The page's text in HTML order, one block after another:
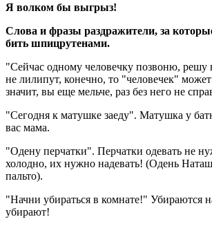
Я волком бы выгрыз!
Слова и фразы раздражители, за
бить шпицрутенами.
"Сейчас одному человечку позвоню, решу
не лилипут, конечно, то "человечек"
значит, вы еще мельче, раз без него не
"Сегодня к матушке заеду". Матушка у
вас мама.
"Одену перчатки". Перчатки одевать не
холодно, их нужно надевать! (Одень
пальто).
"Начни убираться в комнате!" Убираются
убирают!